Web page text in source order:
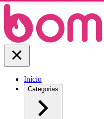
Início
Categorias